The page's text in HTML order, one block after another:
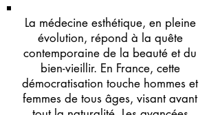
La médecine esthétique, en pleine
évolution, répond à la quête
contemporaine de la beauté et du
bien-vieillir. En France, cette
démocratisation touche hommes et
femmes de tous âges, visant avant